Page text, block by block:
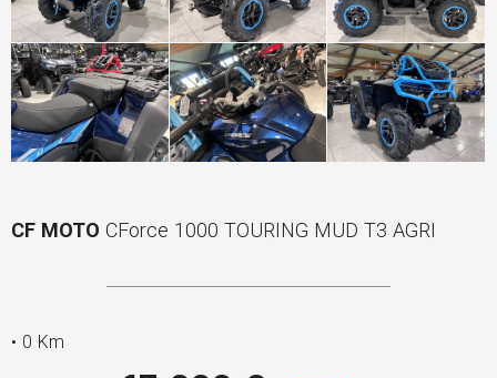
CF MOTO CForce 1000 TOURING MUD T3 AGRI
• 0 Km